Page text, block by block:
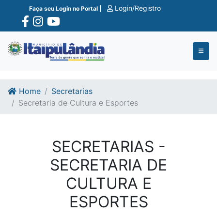
Ir para o conte�do
Ir para o fim do conte�do
Faça seu Login no Portal | Login/Registro
Home
Secretarias
Secretaria de Cultura e Esportes
SECRETARIAS -
SECRETARIA DE
CULTURA E
ESPORTES